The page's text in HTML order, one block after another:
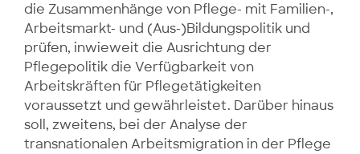
die Zusammenhänge von Pflege- mit Familien-,
Arbeitsmarkt- und (Aus-)Bildungspolitik und
prüfen, inwieweit die Ausrichtung der
Pflegepolitik die Verfügbarkeit von
Arbeitskräften für Pflegetätigkeiten
voraussetzt und gewährleistet. Darüber hinaus
soll, zweitens, bei der Analyse der
transnationalen Arbeitsmigration in der Pflege